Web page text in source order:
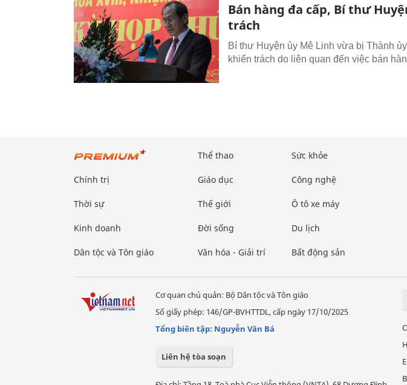
Bán hàng đa cấp, Bí thư
trách
Bí thư Huyện ủy Mê Linh vừa bị Thành
khiển trách do liên quan đến việc bán
Chính trị
Thời sự
Kinh doanh
Dân tộc và Tôn giáo
Thể thao
Giáo dục
Thế giới
Đời sống
Văn hóa - Giải trí
Sức khỏe
Công nghệ
Ô tô xe máy
Du lịch
Bất động sản
Cơ quan chủ quản: Bộ Dân tộc và Tôn giáo
Số giấy phép: 146/GP-BVHTTDL, cấp ngày 17/10/2025
Tổng biên tập: Nguyễn Văn Bá
Liên hệ tòa soạn